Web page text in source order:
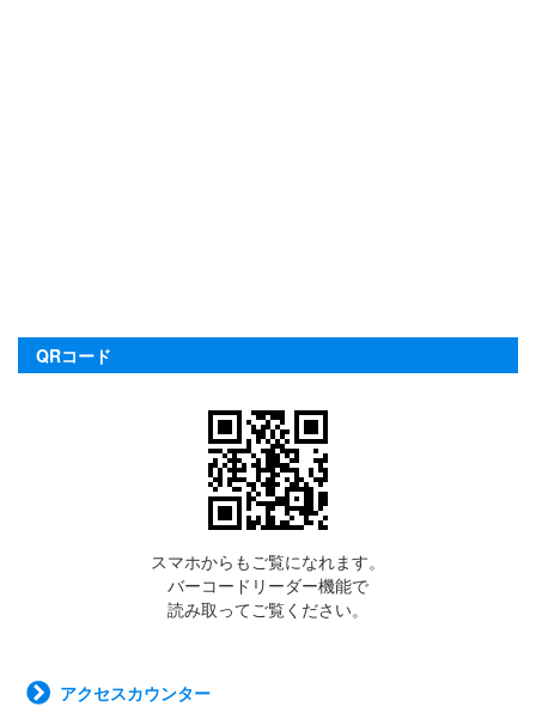
QRコード
スマホからもご覧になれます。
バーコードリーダー機能で
読み取ってご覧ください。
アクセスカウンター